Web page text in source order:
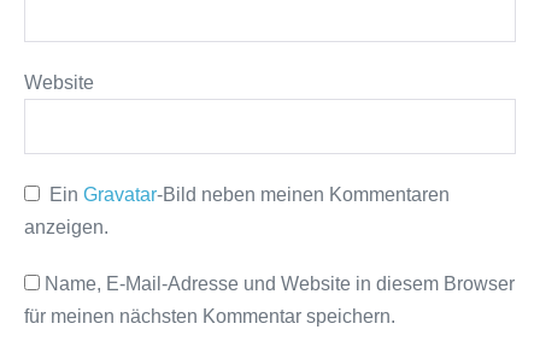
Website
EinGravatar-Bild neben meinen Kommentaren
anzeigen.
Name, E-Mail-Adresse und Website in diesem Browser
für meinen nächsten Kommentar speichern.